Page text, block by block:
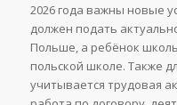
2026 года важны новые
должен подать
Польше, а ребёнок
польской школе. Также
учитывается трудовая